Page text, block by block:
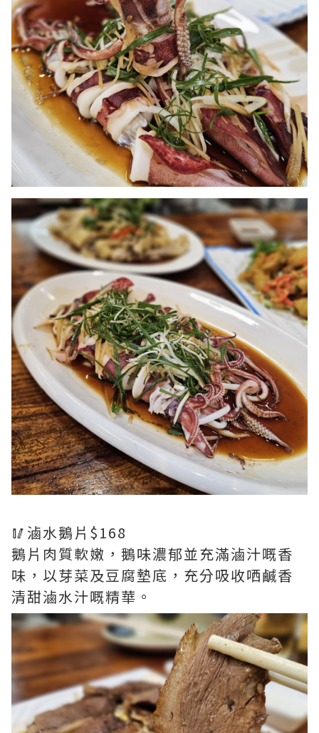
🥢滷水鵝片$168
鵝片肉質軟嫩，鵝味濃郁並充滿滷汁嘅香
味，以芽菜及豆腐墊底，充分吸收哂鹹香
清甜滷水汁嘅精華。